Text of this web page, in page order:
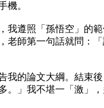
機。
我遵照「孫悟空」的
老師第一句話就問：
我的論文大綱。結束
。」我不堪一「激」